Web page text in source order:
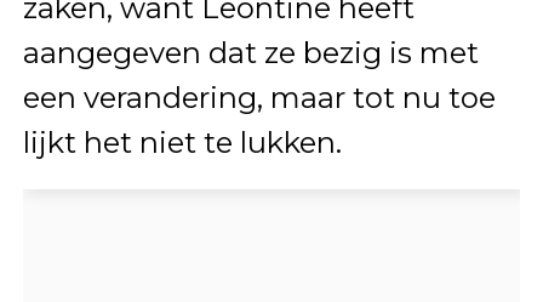
zaken, want Leontine heeft
aangegeven dat ze bezig is met
een verandering, maar tot nu toe
lijkt het niet te lukken.